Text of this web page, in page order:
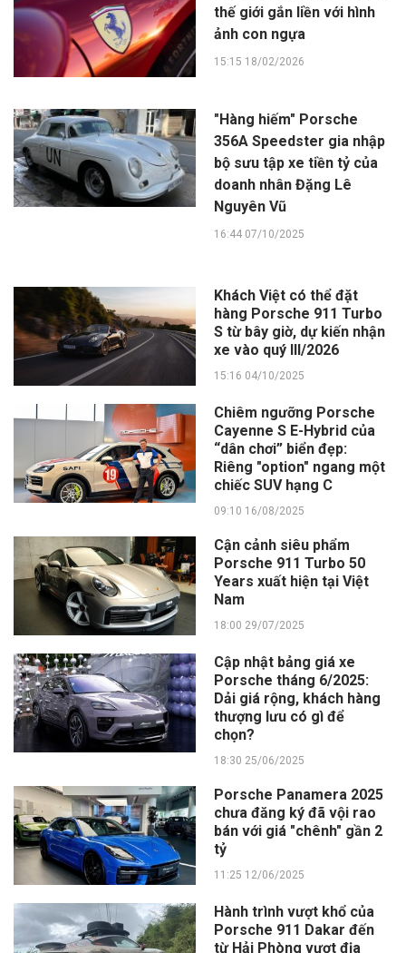
thế giới gắn liền với hình
ảnh con ngựa
15:15 18/02/2026
"Hàng hiếm" Porsche
356A Speedster gia nhập
bộ sưu tập xe tiền tỷ của
doanh nhân Đặng Lê
Nguyên Vũ
16:44 07/10/2025
Khách Việt có thể đặt
hàng Porsche 911 Turbo
S từ bây giờ, dự kiến nhận
xe vào quý III/2026
15:16 04/10/2025
Chiêm ngưỡng Porsche
Cayenne S E-Hybrid của
“dân chơi” biển đẹp:
Riêng "option" ngang một
chiếc SUV hạng C
09:10 16/08/2025
Cận cảnh siêu phẩm
Porsche 911 Turbo 50
Years xuất hiện tại Việt
Nam
18:00 29/07/2025
Cập nhật bảng giá xe
Porsche tháng 6/2025:
Dải giá rộng, khách hàng
thượng lưu có gì để
chọn?
18:30 25/06/2025
Porsche Panamera 2025
chưa đăng ký đã vội rao
bán với giá "chênh" gần 2
tỷ
11:25 12/06/2025
Hành trình vượt khổ của
Porsche 911 Dakar đến
từ Hải Phòng vượt địa